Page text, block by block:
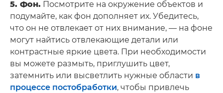
5. Фон. Посмотрите на окружение объектов и
подумайте, как фон дополняет их. Убедитесь,
что он не отвлекает от них внимание, — на фоне
могут найтись отвлекающие детали или
контрастные яркие цвета. При необходимости
вы можете размыть, приглушить цвет,
затемнить или высветлить нужные области в
процессе постобработки, чтобы привлечь